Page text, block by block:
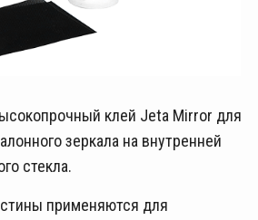
клей Jeta Mirror для
зеркала на внутренней
стекла.
применяются для